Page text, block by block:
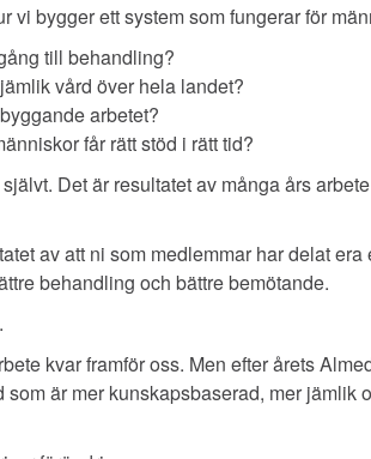
vi bygger ett system som fungerar för
till behandling?
vård över hela landet?
arbetet?
får rätt stöd i rätt tid?
Det är resultatet av många års
av att ni som medlemmar har delat
behandling och bättre bemötande.
kvar framför oss. Men efter årets
är mer kunskapsbaserad, mer